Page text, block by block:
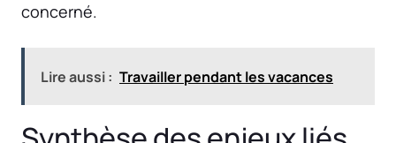
concerné.
Lire aussi : Travailler pendant les vacances